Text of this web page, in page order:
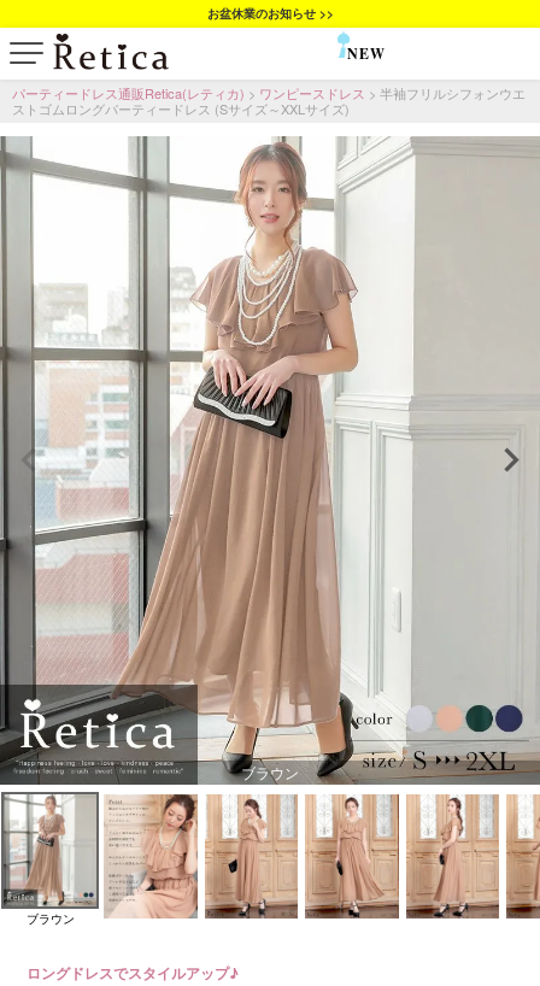
お盆休業のお知らせ >>
NEW
パーティードレス通販Retica(レティカ) ワンピースドレス
半袖フリルシフォンウエ
ストゴムロングパーティードレス (Sサイズ～XXLサイズ)
ブラウン
ブラウン
ロングドレスでスタイルアップ♪